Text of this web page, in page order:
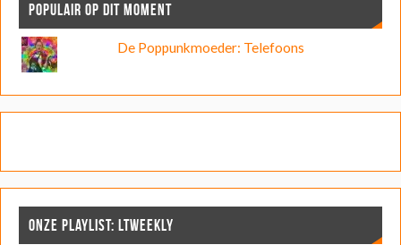
POPULAIR OP DIT MOMENT
De Poppunkmoeder: Telefoons
ONZE PLAYLIST: LTWEEKLY